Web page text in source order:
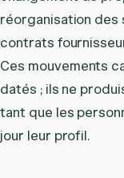
réorganisation des
contrats
Ces mouvements
datés ; ils ne
tant que les
jour leur profil.